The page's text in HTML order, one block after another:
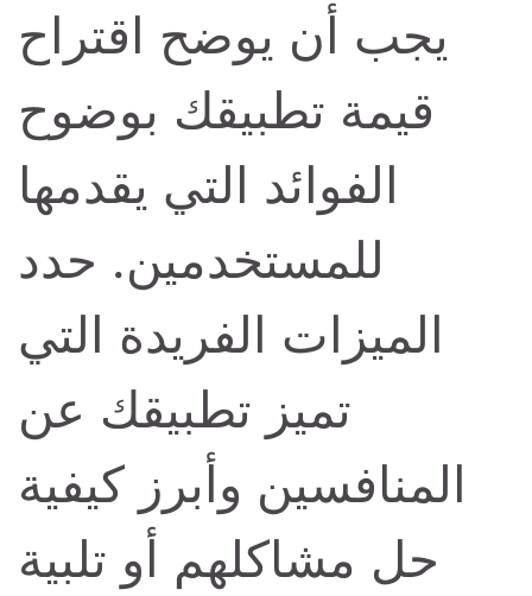
يجب أن يوضح اقتراح
قيمة تطبيقك بوضوح
الفوائد التي يقدمها
للمستخدمين. حدد
الميزات الفريدة التي
تميز تطبيقك عن
المنافسين وأبرز كيفية
حل مشاكلهم أو تلبية